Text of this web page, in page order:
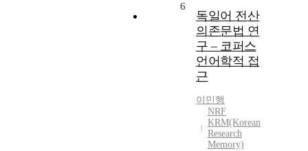
6
독일어 전산
의존문법 연
구 – 코퍼스
언어학적 접
근
이민행
NRF
KRM(Korean
Research
Memory)